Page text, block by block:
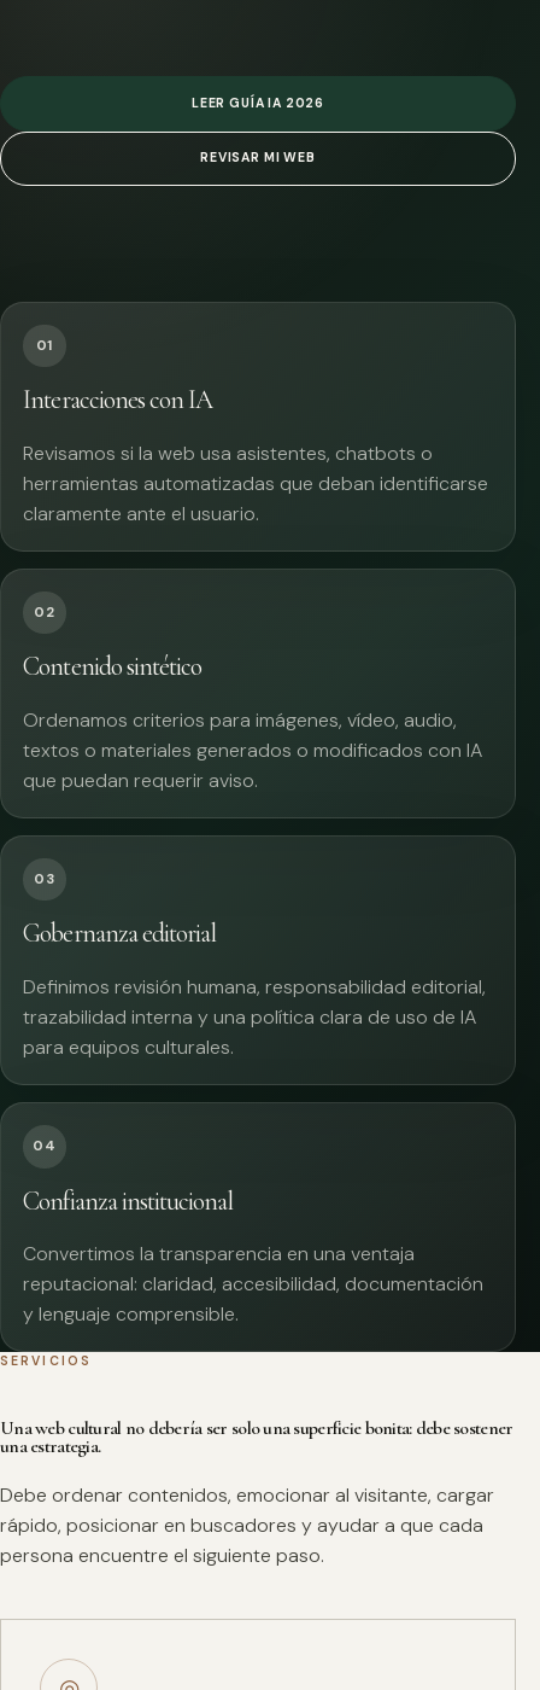
LEER GUÍA IA 2026
REVISAR MI WEB
01
Interacciones con IA
Revisamos si la web usa asistentes, chatbots o
herramientas automatizadas que deban identificarse
claramente ante el usuario.
02
Contenido sintético
Ordenamos criterios para imágenes, vídeo, audio,
textos o materiales generados o modificados con IA
que puedan requerir aviso.
03
Gobernanza editorial
Definimos revisión humana, responsabilidad editorial,
trazabilidad interna y una política clara de uso de IA
para equipos culturales.
04
Confianza institucional
Convertimos la transparencia en una ventaja
reputacional: claridad, accesibilidad, documentación
y lenguaje comprensible.
SERVICIOS
Una web cultural no debería ser solo una superficie bonita: debe sostener
una estrategia.
Debe ordenar contenidos, emocionar al visitante, cargar
rápido, posicionar en buscadores y ayudar a que cada
persona encuentre el siguiente paso.